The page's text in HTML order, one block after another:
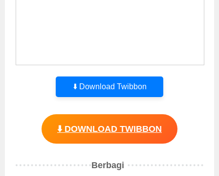
⬇️ Download Twibbon
⬇️ DOWNLOAD TWIBBON
Berbagi